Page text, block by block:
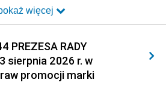
2013 2012
2010 2009
2007 2006
więcej
PREZESA RADY
sierpnia 2026 r. w
promocji marki